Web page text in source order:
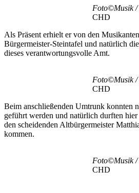
Foto©Musik /
CHD
Als Präsent erhielt er von den
Bürgermeister-Steintafel und natürlich
dieses verantwortungsvolle Amt.
Foto©Musik /
CHD
Beim anschließenden Umtrunk konnten
geführt werden und natürlich durften
den scheidenden Altbürgermeister
kommen.
Foto©Musik /
CHD